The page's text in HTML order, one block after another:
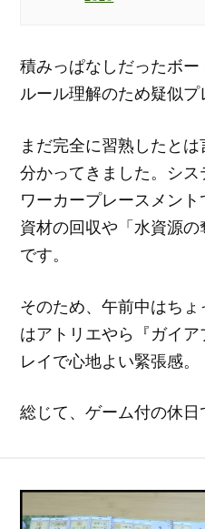
積みっぱなしだったボ
ルール理解のため疑似プ
まだ完全に習熟したと
分かってきました。シ
ワーカープレースメン
資材の回収や「水資源
です。
そのため、午前中はち
はアトリエやら『ガイ
レイで心地よい緊張感。
総じて、ゲーム付の休日